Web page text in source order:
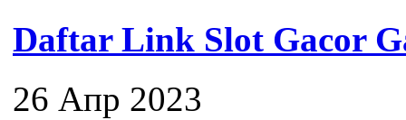
Daftar Link Slot Gacor
26 Апр 2023